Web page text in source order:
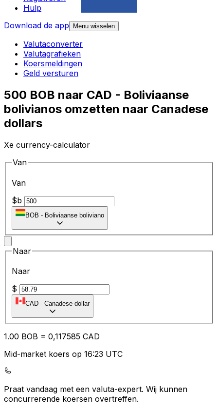
Hulp
Download de app
Menu wisselen
Valutaconverter
Valutagrafieken
Koersmeldingen
Geld versturen
500 BOB naar CAD - Boliviaanse
bolivianos omzetten naar Canadese
dollars
Xe currency-calculator
Van
Van
$b
BOB - Boliviaanse boliviano
Naar
Naar
$
CAD - Canadese dollar
1.00 BOB = 0,117585 CAD
Mid-market koers op 16:23 UTC
Praat vandaag met een valuta-expert. Wij kunnen
concurrerende koersen overtreffen.